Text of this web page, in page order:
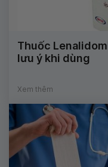
Thuốc
lưu ý khi dùng
Xem thêm